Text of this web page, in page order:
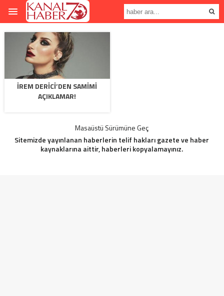
İREM DERICI’DEN SAMIMI
AÇIKLAMAR!
Masaüstü Sürümüne Geç
Sitemizde yayınlanan haberlerin telif hakları gazete ve haber
kaynaklarına aittir, haberleri kopyalamayınız.